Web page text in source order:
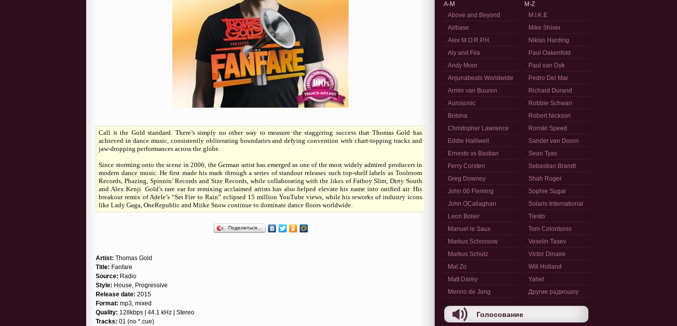
Call it the Gold standard. There’s simply no other way to measure the staggering success that Thomas Gold has
achieved in dance music, consistently obliterating boundaries and defying convention with chart-topping tracks and
jaw-dropping performances across the globe.
Since storming onto the scene in 2006, the German artist has emerged as one of the most widely admired producers in
modern dance music. He first made his mark through a series of standout releases such top-shelf labels as Toolroom
Records, Phazing, Spinnin’ Records and Size Records, while collaborating with the likes of Fatboy Slim, Dirty South
and Alex Kenji. Gold’s rare ear for remixing acclaimed artists has also helped elevate his name into rarified air. His
breakout remix of Adele’s “Set Fire to Rain” eclipsed 15 million YouTube views, while his reworks of industry icons
like Lady Gaga, OneRepublic and Miike Snow continue to dominate dance floors worldwide.
Поделиться…
Artist: Thomas Gold
Title: Fanfare
Source: Radio
Style: House, Progressive
Release date: 2015
Format: mp3, mixed
Quality: 128kbps | 44.1 kHz | Stereo
Tracks: 01 (no *.cue)
A-M
Above and Beyond
Airbase
Alex M.O.R.P.H.
Aly and Fila
Andy Moor
Anjunabeats Worldwide
Armin van Buuren
Aurosonic
Bobina
Christopher Lawrence
Eddie Halliwell
Ernesto vs Bastian
Ferry Corsten
Greg Downey
John 00 Fleming
John OCallaghan
Leon Bolier
Manuel le Saux
Markus Schossow
Markus Schulz
Mat Zo
Matt Darey
Menno de Jong
M-Z
M.I.K.E.
Mike Shiver
Niklas Harding
Paul Oakenfold
Paul van Dyk
Pedro Del Mar
Richard Durand
Robbie Schwan
Robert Nickson
Ronski Speed
Sander van Doorn
Sean Tyas
Sebastian Brandt
Shah Roger
Sophie Sugar
Solaris International
Tiesto
Tom Colontonio
Veselin Tasev
Victor Dinaire
Will Holland
Yahel
Другие радиошоу
Голосование